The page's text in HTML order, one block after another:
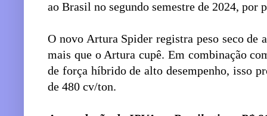
ao Brasil no segundo semestre de 2024, por
O novo Artura Spider registra peso seco de
mais que o Artura cupê. Em combinação
de força híbrido de alto desempenho, isso
de 480 cv/ton.